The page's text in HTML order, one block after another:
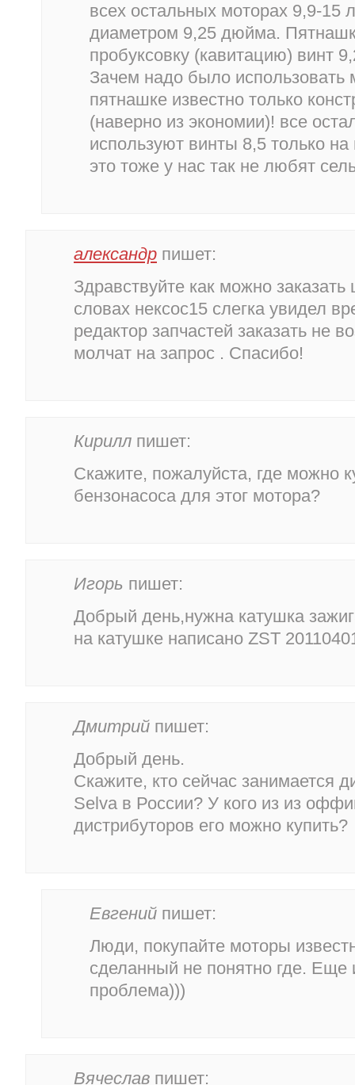
всех остальных моторах 9,9-15
диаметром 9,25 дюйма.
пробуксовку (кавитацию) винт
Зачем надо было использовать
пятнашке известно только
(наверно из экономии)! все
используют винты 8,5 только
это тоже у нас так не любят
александр пишет:
Здравствуйте как можно
словах нексос15 слегка увидел
редактор запчастей заказать не
молчат на запрос . Спасибо!
Кирилл пишет:
Скажите, пожалуйста, где можно
бензонасоса для этог мотора?
Игорь пишет:
Добрый день,нужна катушка
на катушке написано ZST
Дмитрий пишет:
Добрый день.
Скажите, кто сейчас занимается
Selva в России? У кого из из
дистрибуторов его можно купить?
Евгений пишет:
Люди, покупайте моторы
сделанный не понятно где. Еще
проблема)))
Вячеслав пишет: